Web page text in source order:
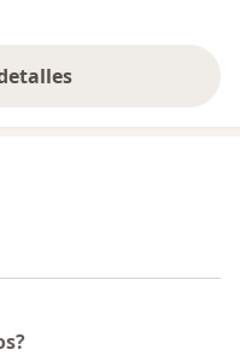
la experiencia